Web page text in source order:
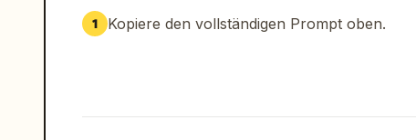
Große, fette Schlagzeile: „ PURE
Die Typografie sollte modern, markant
visuelle Hierarchie aufweisen.
Visueller Stil:
1 Kopiere den vollständigen Prompt oben.